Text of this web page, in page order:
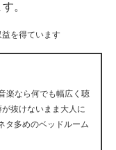
。
を得ています
楽なら何でも幅広く聴
抜けないまま大人に
タ多めのベッドルーム